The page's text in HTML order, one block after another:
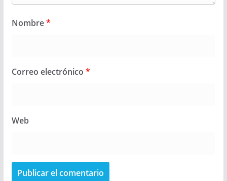
Nombre*
Correo electrónico *
Web